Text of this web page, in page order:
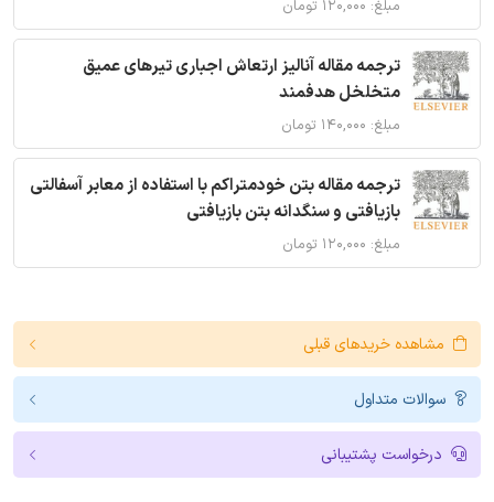
مبلغ: ۱۲۰,۰۰۰ تومان
ترجمه مقاله آنالیز ارتعاش اجباری تیرهای عمیق
متخلخل هدفمند
مبلغ: ۱۴۰,۰۰۰ تومان
ترجمه مقاله بتن خودمتراکم با استفاده از معابر آسفالتی
بازیافتی و سنگدانه بتن بازیافتی
مبلغ: ۱۲۰,۰۰۰ تومان
مشاهده خریدهای قبلی
سوالات متداول
درخواست پشتیبانی